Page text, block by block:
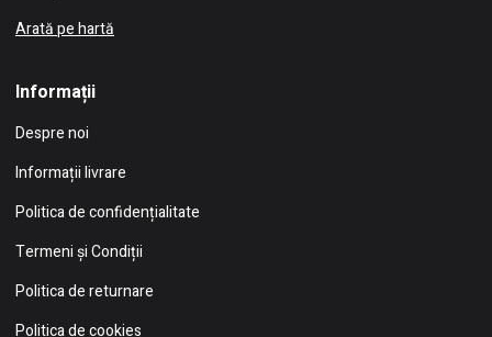
Arată pe hartă
Informații
Despre noi
Informații livrare
Politica de confidențialitate
Termeni și Condiții
Politica de returnare
Politica de cookies